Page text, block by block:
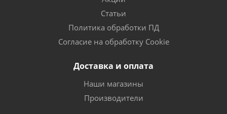
Статьи
Политика обработки ПД
Согласие на обработку Cookie
Доставка и оплата
Наши магазины
Производители